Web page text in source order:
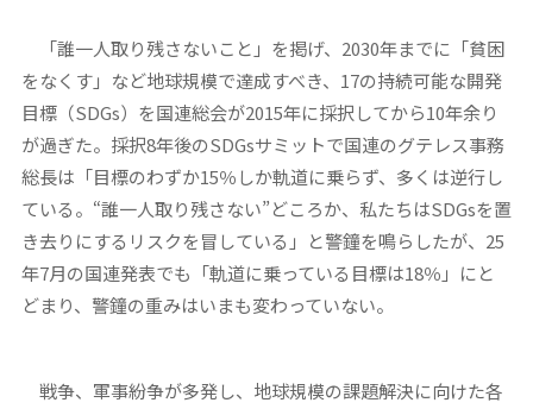
「誰一人取り残さないこと」を掲げ、2030年までに「貧困
をなくす」など地球規模で達成すべき、17の持続可能な開発
目標（SDGs）を国連総会が2015年に採択してから10年余り
が過ぎた。採択8年後のSDGsサミットで国連のグテレス事務
総長は「目標のわずか15％しか軌道に乗らず、多くは逆行し
ている。“誰一人取り残さない”どころか、私たちはSDGsを置
き去りにするリスクを冒している」と警鐘を鳴らしたが、25
年7月の国連発表でも「軌道に乗っている目標は18％」にと
どまり、警鐘の重みはいまも変わっていない。
戦争、軍事紛争が多発し、地球規模の課題解決に向けた各